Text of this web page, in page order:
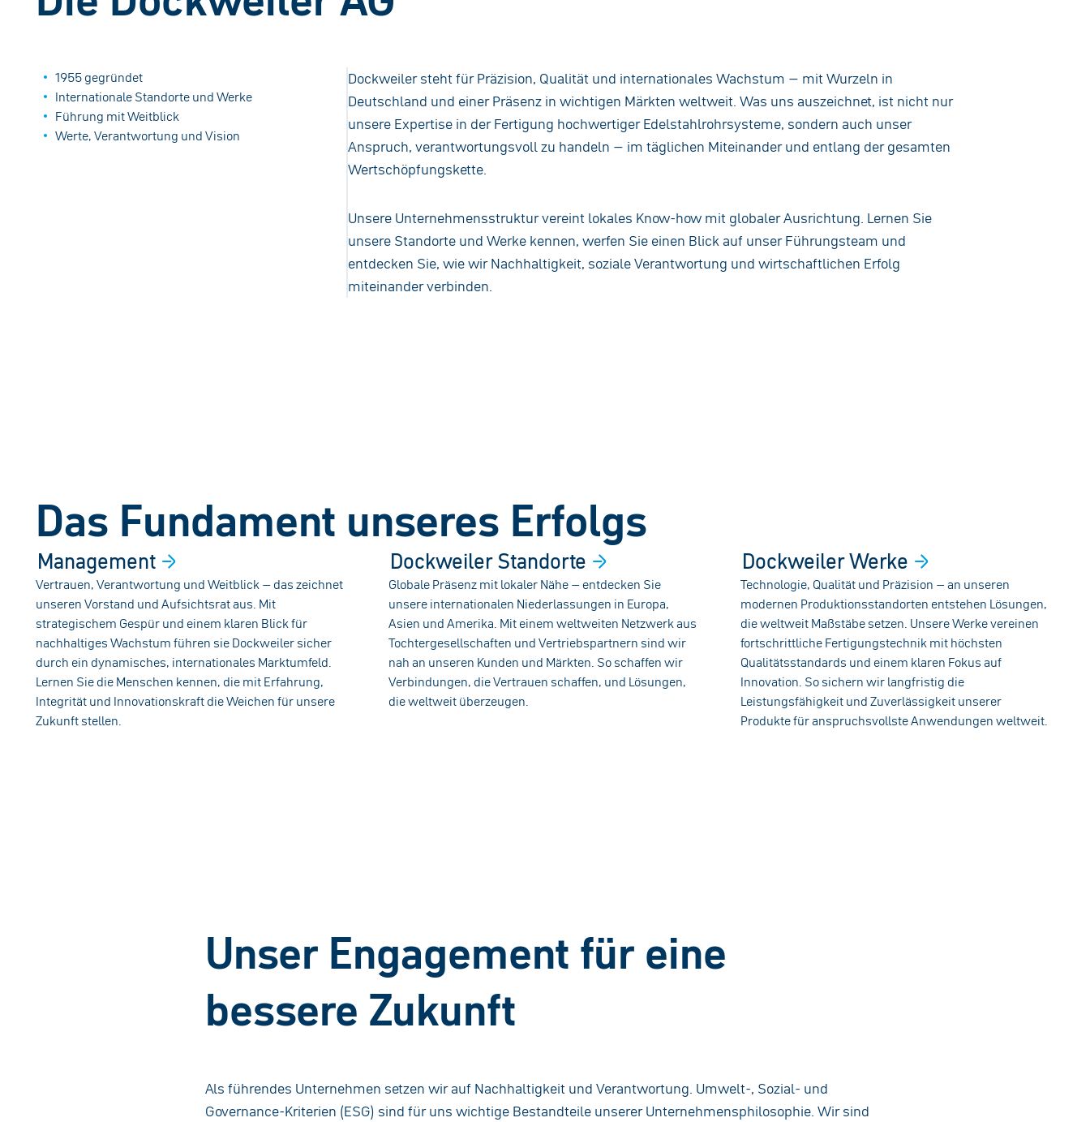
1955 gegründet
Internationale Standorte und Werke
Führung mit Weitblick
Werte, Verantwortung und Vision
Dockweiler steht für Präzision, Qualität und internationales Wachstum – mit Wurzeln in
Deutschland und einer Präsenz in wichtigen Märkten weltweit. Was uns auszeichnet, ist nicht nur
unsere Expertise in der Fertigung hochwertiger Edelstahlrohrsysteme, sondern auch unser
Anspruch, verantwortungsvoll zu handeln – im täglichen Miteinander und entlang der gesamten
Wertschöpfungskette.
Unsere Unternehmensstruktur vereint lokales Know-how mit globaler Ausrichtung. Lernen Sie
unsere Standorte und Werke kennen, werfen Sie einen Blick auf unser Führungsteam und
entdecken Sie, wie wir Nachhaltigkeit, soziale Verantwortung und wirtschaftlichen Erfolg
miteinander verbinden.
Das Fundament unseres Erfolgs
Management
Vertrauen, Verantwortung und Weitblick – das zeichnet
unseren Vorstand und Aufsichtsrat aus. Mit
strategischem Gespür und einem klaren Blick für
nachhaltiges Wachstum führen sie Dockweiler sicher
durch ein dynamisches, internationales Marktumfeld.
Lernen Sie die Menschen kennen, die mit Erfahrung,
Integrität und Innovationskraft die Weichen für unsere
Zukunft stellen.
Dockweiler Standorte
Globale Präsenz mit lokaler Nähe – entdecken Sie
unsere internationalen Niederlassungen in Europa,
Asien und Amerika. Mit einem weltweiten Netzwerk aus
Tochtergesellschaften und Vertriebspartnern sind wir
nah an unseren Kunden und Märkten. So schaffen wir
Verbindungen, die Vertrauen schaffen, und Lösungen,
die weltweit überzeugen.
DockweilerWerke
Technologie, Qualität und Präzision – an unseren
modernen Produktionsstandorten entstehen Lösungen,
die weltweit Maßstäbe setzen. Unsere Werke vereinen
fortschrittliche Fertigungstechnik mit höchsten
Qualitätsstandards und einem klaren Fokus auf
Innovation. So sichern wir langfristig die
Leistungsfähigkeit und Zuverlässigkeit unserer
Produkte für anspruchsvollste Anwendungen weltweit.
Unser Engagement für eine
bessere Zukunft
Als führendes Unternehmen setzen wir auf Nachhaltigkeit und Verantwortung. Umwelt-, Sozial- und
Governance-Kriterien (ESG) sind für uns wichtige Bestandteile unserer Unternehmensphilosophie. Wir sind